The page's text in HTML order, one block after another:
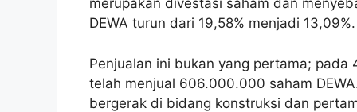
merupakan divestasi saham dan
DEWA turun dari 19,58% menjadi 13,09%.
Penjualan ini bukan yang pertama;
telah menjual 606.000.000 saham
bergerak di bidang konstruksi dan